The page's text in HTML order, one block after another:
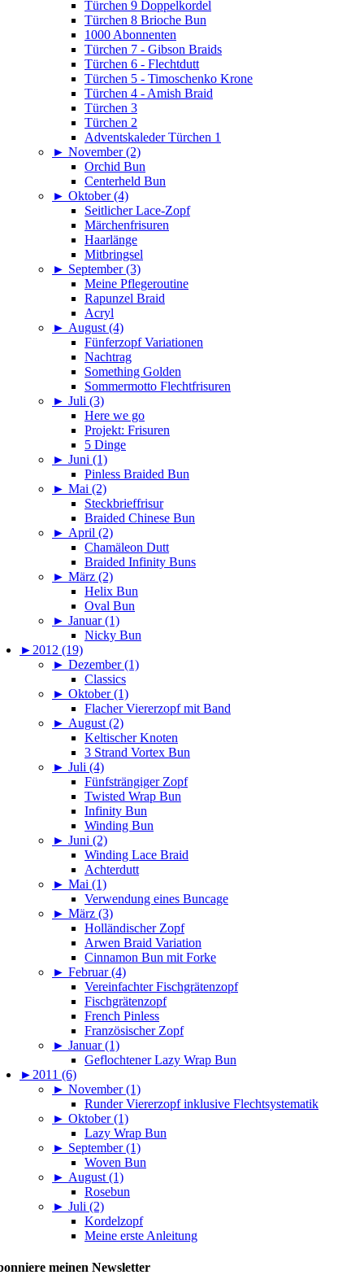
Türchen 9 Doppelkordel
Türchen 8 Brioche Bun
1000 Abonnenten
Türchen 7 - Gibson Braids
Türchen 6 - Flechtdutt
Türchen 5 - Timoschenko Krone
Türchen 4 - Amish Braid
Türchen 3
Türchen 2
Adventskaleder Türchen 1
► November (2)
Orchid Bun
Centerheld Bun
► Oktober (4)
Seitlicher Lace-Zopf
Märchenfrisuren
Haarlänge
Mitbringsel
► September (3)
Meine Pflegeroutine
Rapunzel Braid
Acryl
► August (4)
Fünferzopf Variationen
Nachtrag
Something Golden
Sommermotto Flechtfrisuren
► Juli (3)
Here we go
Projekt: Frisuren
5 Dinge
► Juni (1)
Pinless Braided Bun
► Mai (2)
Steckbrieffrisur
Braided Chinese Bun
► April (2)
Chamäleon Dutt
Braided Infinity Buns
► März (2)
Helix Bun
Oval Bun
► Januar (1)
Nicky Bun
► 2012 (19)
► Dezember (1)
Classics
► Oktober (1)
Flacher Viererzopf mit Band
► August (2)
Keltischer Knoten
3 Strand Vortex Bun
► Juli (4)
Fünfsträngiger Zopf
Twisted Wrap Bun
Infinity Bun
Winding Bun
► Juni (2)
Winding Lace Braid
Achterdutt
► Mai (1)
Verwendung eines Buncage
► März (3)
Holländischer Zopf
Arwen Braid Variation
Cinnamon Bun mit Forke
► Februar (4)
Vereinfachter Fischgrätenzopf
Fischgrätenzopf
French Pinless
Französischer Zopf
► Januar (1)
Geflochtener Lazy Wrap Bun
► 2011 (6)
► November (1)
Runder Viererzopf inklusive Flechtsystematik
► Oktober (1)
Lazy Wrap Bun
► September (1)
Woven Bun
► August (1)
Rosebun
► Juli (2)
Kordelzopf
Meine erste Anleitung
meinen Newsletter